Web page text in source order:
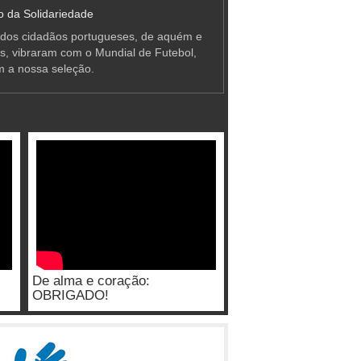
da Solidariedade
cidadãos portugueses, de aquém e
vibraram com o Mundial de Futebol,
a nossa seleção.
De alma e coração:
OBRIGADO!